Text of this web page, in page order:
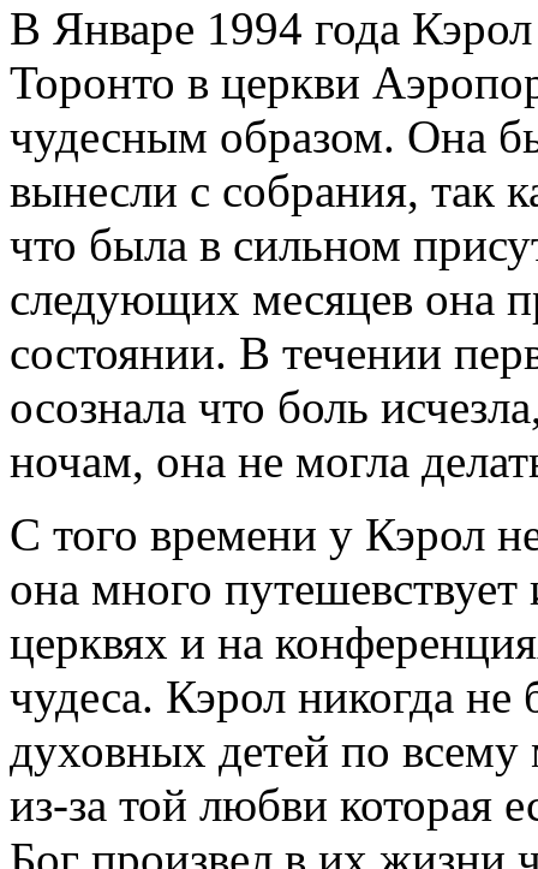
В Январе 1994 года
Торонто в церкви
чудесным образом. Она
вынесли с собрания, так
что была в сильном
следующих месяцев она
состоянии. В течении
осознала что боль
ночам, она не могла
С того времени у Кэрол
она много
церквях и на
чудеса. Кэрол никогда
духовных детей по
из-за той любви которая
Бог произвел в их жизни